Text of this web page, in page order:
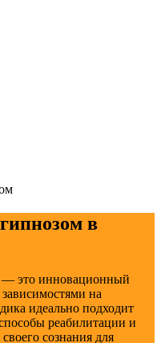
в
— это инновационный
на
идеально подходит
реабилитации и
сознания для